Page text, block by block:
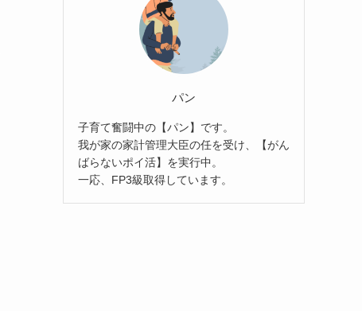
パン
子育て奮闘中の【パン】です。
我が家の家計管理大臣の任を受け、【がん
ばらないポイ活】を実行中。
一応、FP3級取得しています。